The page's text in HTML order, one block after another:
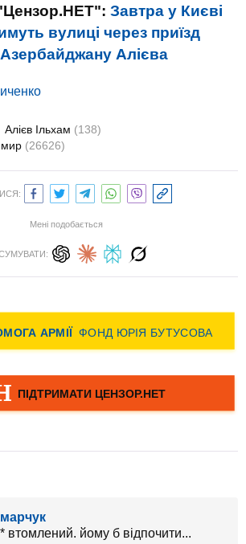
Завтра у Києві
вулиці через приїзд
Алієва
Алієв Ільхам (138)
(26626)
Мені подобається
втомлений. йому б відпочити...